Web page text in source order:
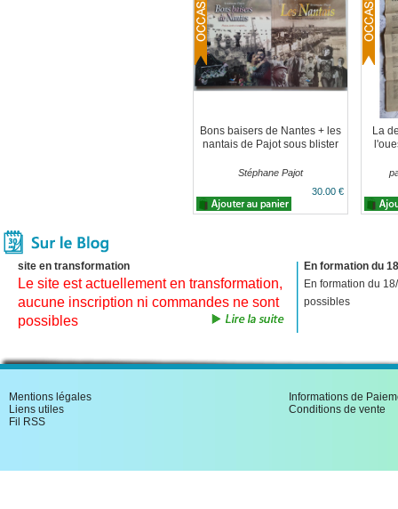
Bons baisers de Nantes + les
nantais de Pajot sous blister
Stéphane Pajot
30.00 €
La
site en transformation
Le site est actuellement en transformation,
aucune inscription ni commandes ne sont
possibles
En formation du
En formation du
possibles
Mentions légales
Liens utiles
Fil RSS
Informations de
Conditions de vente